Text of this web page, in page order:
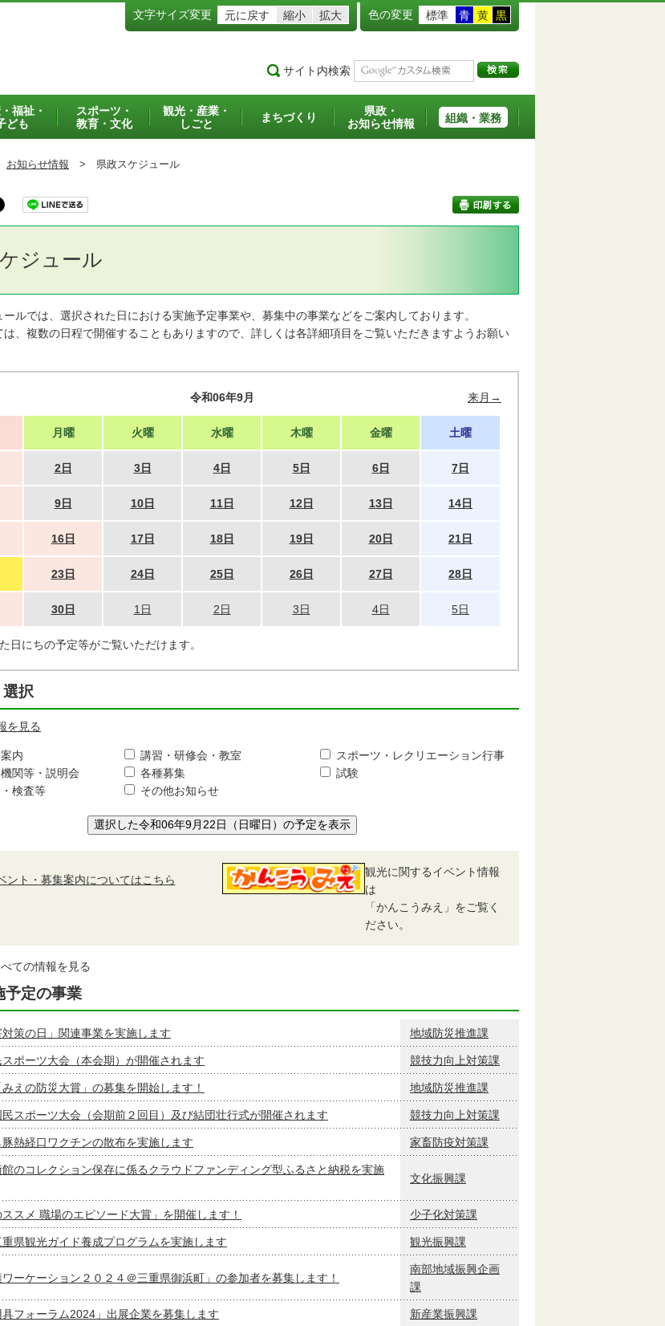
文字サイズ変更 元に戻す 縮小 拡大 色の変更 標準 青 黄 黒
サイト内検索
福祉・
ども
スポーツ・
教育・文化
観光・産業・
しごと
まちづくり
県政・
お知らせ情報
組織・業務
お知らせ情報 > 県政スケジュール
ジュール
ルでは、選択された日における実施予定事業や、募集中の事業などをご案内しております。
、複数の日程で開催することもありますので、詳しくは各詳細項目をご覧いただきますようお願い
令和06年9月 来月→
月曜 火曜 水曜 木曜 金曜 土曜
2日 3日 4日 5日 6日 7日
9日 10日 11日 12日 13日 14日
16日 17日 18日 19日 20日 21日
23日 24日 25日 26日 27日 28日
30日 1日 2日 3日 4日 5日
日にちの予定等がご覧いただけます。
択
を見る
内 講習・研修会・教室
スポーツ・レクリエーション行事
関等・説明会
各種募集
試験
検査等
その他お知らせ
選択した令和06年9月22日（日曜日）の予定を表示
ント・募集案内についてはこちら
観光に関するイベント情報
は
「かんこうみえ」をご覧く
ださい。
ての情報を見る
予定の事業
対策の日」関連事業を実施します 地域防災推進課
ポーツ大会（本会期）が開催されます 競技力向上対策課
えの防災大賞」の募集を開始します！ 地域防災推進課
スポーツ大会（会期前２回目）及び結団壮行式が開催されます 競技力向上対策課
熱経口ワクチンの散布を実施します 家畜防疫対策課
のコレクション保存に係るクラウドファンディング型ふるさと納税を実施
文化振興課
ススメ 職場のエピソード大賞」を開催します！ 少子化対策課
県観光ガイド養成プログラムを実施します 観光振興課
ワーケーション２０２４＠三重県御浜町」の参加者を募集します！
南部地域振興企画
課
具フォーラム2024」出展企業を募集します 新産業振興課